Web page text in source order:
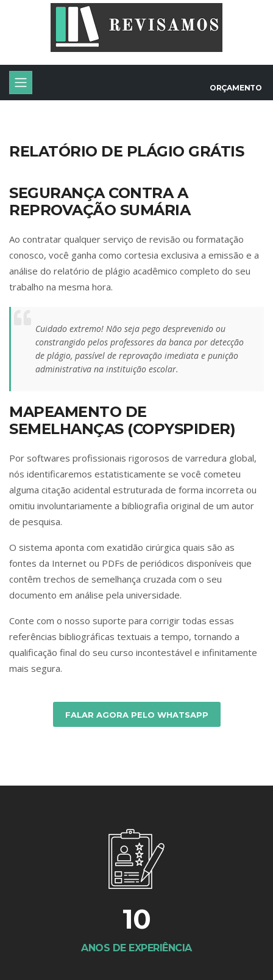
ORÇAMENTO
RELATÓRIO DE PLÁGIO GRÁTIS
SEGURANÇA CONTRA A
REPROVAÇÃO SUMÁRIA
Ao contratar qualquer serviço de revisão ou formatação
conosco, você ganha como cortesia exclusiva a emissão e a
análise do relatório de plágio acadêmico completo do seu
trabalho na mesma hora.
Cuidado extremo! Não seja pego desprevenido ou
constrangido pelos professores da banca por detecção
de plágio, passível de reprovação imediata e punição
administrativa na instituição escolar.
MAPEAMENTO DE
SEMELHANÇAS (COPYSPIDER)
Por softwares profissionais rigorosos de varredura global,
nós identificaremos estatisticamente se você cometeu
alguma citação acidental estruturada de forma incorreta ou
omitiu involuntariamente a bibliografia original de um autor
de pesquisa.
O sistema aponta com exatidão cirúrgica quais são as
fontes da Internet ou PDFs de periódicos disponíveis que
contêm trechos de semelhança cruzada com o seu
documento em análise pela universidade.
Conte com o nosso suporte para corrigir todas essas
referências bibliográficas textuais a tempo, tornando a
qualificação final do seu curso incontestável e infinitamente
mais segura.
FALAR AGORA PELO WHATSAPP
10
ANOS DE EXPERIÊNCIA